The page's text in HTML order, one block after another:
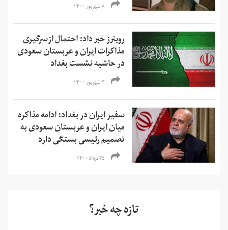
۸ شهریور ۱۴۰۰
رویترز خبر داد: احتمال ازسرگیری
مذاکرات ایران و عربستان سعودی
در حاشیه نشست بغداد
۳ شهریور ۱۴۰۰
سفیر ایران در بغداد: ادامه مذاکره
میان ایران و عربستان سعودی به
تصمیم رئيسی بستگی دارد
۲۵ مرداد ۱۴۰۰
تازه چه خبر؟